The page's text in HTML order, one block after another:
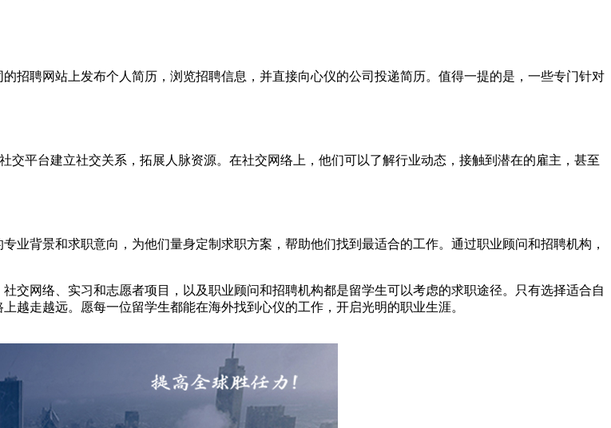
招聘网站上发布个人简历，浏览招聘信息，并直接向心仪的公司投递简历。值得一提的是，一些专门针对
平台建立社交关系，拓展人脉资源。在社交网络上，他们可以了解行业动态，接触到潜在的雇主，甚至
业背景和求职意向，为他们量身定制求职方案，帮助他们找到最适合的工作。通过职业顾问和招聘机构，
交网络、实习和志愿者项目，以及职业顾问和招聘机构都是留学生可以考虑的求职途径。只有选择适合自
越走越远。愿每一位留学生都能在海外找到心仪的工作，开启光明的职业生涯。